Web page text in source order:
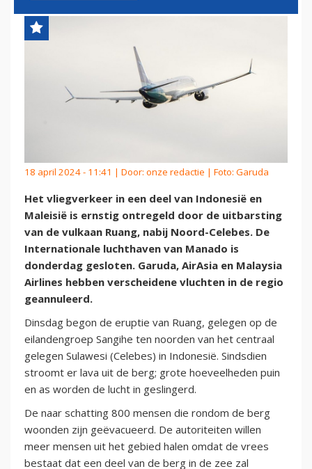
18 april 2024 - 11:41 | Door: onze redactie | Foto: Garuda
Het vliegverkeer in een deel van Indonesië en
Maleisië is ernstig ontregeld door de uitbarsting
van de vulkaan Ruang, nabij Noord-Celebes. De
Internationale luchthaven van Manado is
donderdag gesloten. Garuda, AirAsia en Malaysia
Airlines hebben verscheidene vluchten in de regio
geannuleerd.
Dinsdag begon de eruptie van Ruang, gelegen op de
eilandengroep Sangihe ten noorden van het centraal
gelegen Sulawesi (Celebes) in Indonesië. Sindsdien
stroomt er lava uit de berg; grote hoeveelheden puin
en as worden de lucht in geslingerd.
De naar schatting 800 mensen die rondom de berg
woonden zijn geëvacueerd. De autoriteiten willen
meer mensen uit het gebied halen omdat de vrees
bestaat dat een deel van de berg in de zee zal